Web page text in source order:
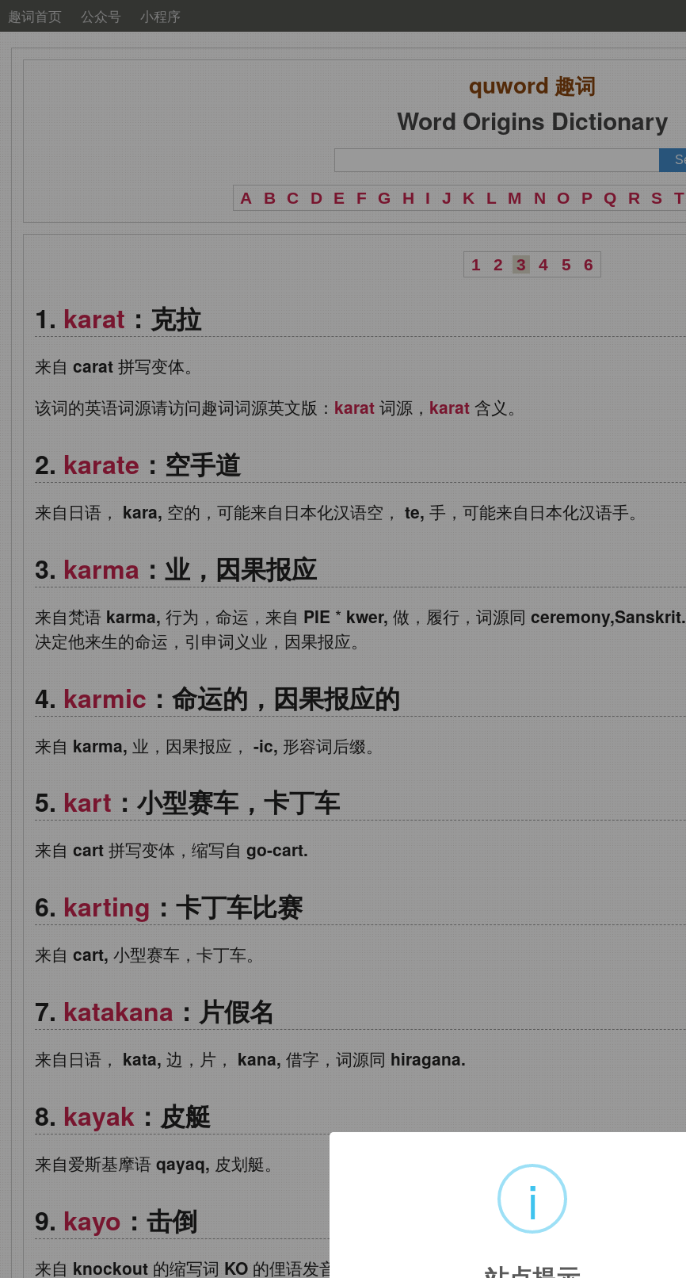
趣词首页 公众号 小程序
quword 趣词
Word Origins Dictionary
A B C D E F G H I J K L M N O P Q R S T
1 2 3 4 5 6
karat ：克拉
来自 carat 拼写变体。
该词的英语词源请访问趣词词源英文版： karat 词源， karat 含义。
karate ：空手道
来自日语， kara, 空的，可能来自日本化汉语空， te, 手，可能来自日本化汉语手。
karma ：业，因果报应
来自梵语 karma, 行为，命运，来自 PIE * kwer, 做，履行，词源同 ceremony,Sanskrit.
决定他来生的命运，引申词义业，因果报应。
karmic ：命运的，因果报应的
来自 karma, 业，因果报应， -ic, 形容词后缀。
kart ：小型赛车，卡丁车
来自 cart 拼写变体，缩写自 go-cart.
karting ：卡丁车比赛
来自 cart, 小型赛车，卡丁车。
katakana ：片假名
来自日语， kata, 边，片， kana, 借字，词源同 hiragana.
kayak ：皮艇
来自爱斯基摩语 qayaq, 皮划艇。
kayo ：击倒
来自 knockout 的缩写词 KO 的俚语发音。
i